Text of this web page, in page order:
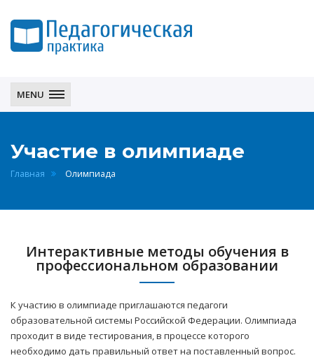
MENU
Участие в олимпиаде
Главная Олимпиада
Интерактивные методы обучения в
профессиональном образовании
К участию в олимпиаде приглашаются педагоги
образовательной системы Российской Федерации. Олимпиада
проходит в виде тестирования, в процессе которого
необходимо дать правильный ответ на поставленный вопрос.